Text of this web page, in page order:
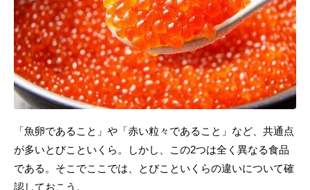
「魚卵であること」や「赤い粒々であること」など、共通点
が多いとびこといくら。しかし、この2つは全く異なる食品
である。そこでここでは、とびこといくらの違いについて確
認しておこう。